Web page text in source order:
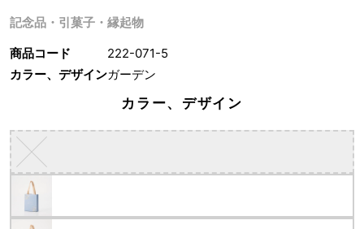
記念品・引菓子・縁起物
商品コード
222-071-5
カラー、デザインガーデン
カラー、デザイン